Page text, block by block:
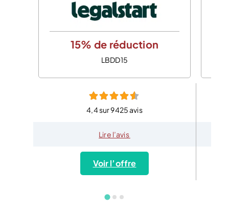
15% de réduction
LBDD15
4,4 sur 9425 avis
Lire l’avis
Voir l’offre